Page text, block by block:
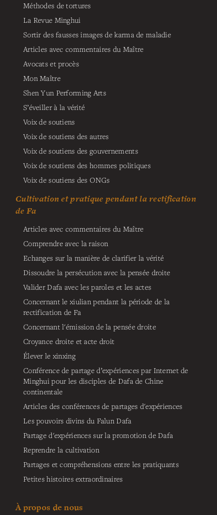
Méthodes de tortures
La Revue Minghui
Sortir des fausses images de karma de maladie
Articles avec commentaires du Maître
Avocats et procès
Mon Maître
Shen Yun Performing Arts
S’éveiller à la vérité
Voix de soutiens
Voix de soutiens des autres
Voix de soutiens des gouvernements
Voix de soutiens des hommes politiques
Voix de soutiens des ONGs
Cultivation et pratique pendant la rectification
de Fa
Articles avec commentaires du Maître
Comprendre avec la raison
Echanges sur la manière de clarifier la vérité
Dissoudre la persécution avec la pensée droite
Valider Dafa avec les paroles et les actes
Concernant le xiulian pendant la période de la
rectification de Fa
Concernant l'émission de la pensée droite
Croyance droite et acte droit
Élever le xinxing
Conférence de partage d’expériences par Internet de
Minghui pour les disciples de Dafa de Chine
continentale
Articles des conférences de partages d'expériences
Les pouvoirs divins du Falun Dafa
Partage d'expériences sur la promotion de Dafa
Reprendre la cultivation
Partages et compréhensions entre les pratiquants
Petites histoires extraordinaires
À propos de nous